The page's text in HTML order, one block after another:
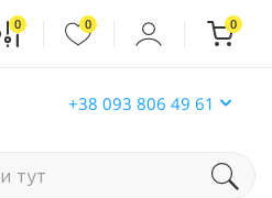
+38 093 806 49 61
0 0 0